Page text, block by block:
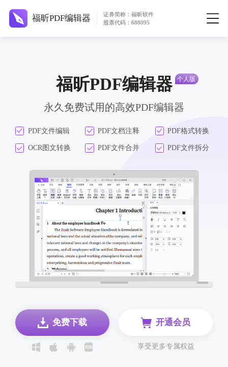
福昕PDF编辑器
证券简称：福昕软件
股票代码：688095
福昕PDF编辑器
永久免费试用的高效PDF编辑器
PDF文件编辑 PDF文档注释 PDF格式转换
OCR图文转换 PDF文件合并 PDF文件拆分
免费下载 开通会员
享受更多专属权益